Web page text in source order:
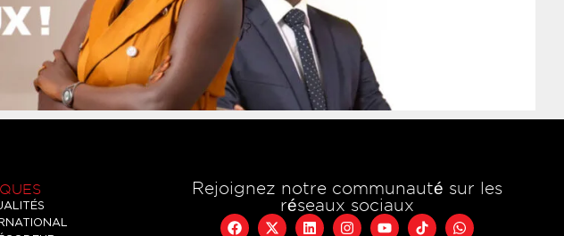
Rejoignez notre communauté sur les
réseaux sociaux